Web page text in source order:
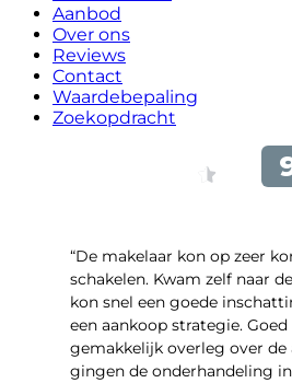
Aanbod
Over ons
Reviews
Contact
Waardebepaling
Zoekopdracht
“De makelaar kon op zeer
schakelen. Kwam zelf naar
kon snel een goede
een aankoop strategie.
gemakkelijk overleg over de
gingen de onderhandeling